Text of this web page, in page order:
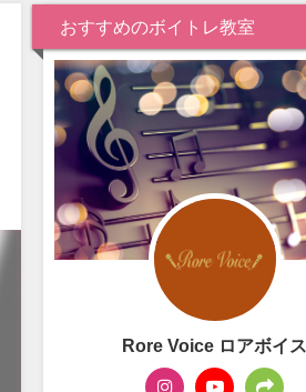
おすすめのボイトレ教室
Rore Voice ロアボイス